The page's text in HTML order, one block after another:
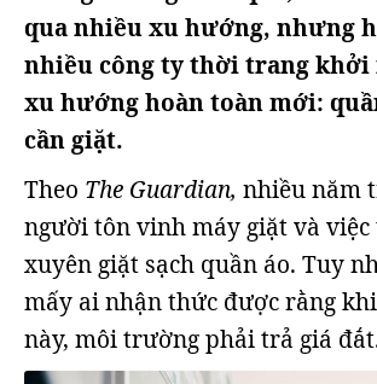
qua nhiều xu hướng, nhưng
nhiều công ty thời trang khởi
xu hướng hoàn toàn mới:
cần giặt.
Theo The Guardian, nhiều năm
người tôn vinh máy giặt và
xuyên giặt sạch quần áo. Tuy
mấy ai nhận thức được rằng
này, môi trường phải trả giá